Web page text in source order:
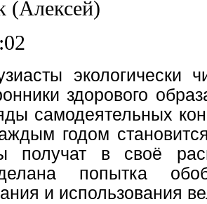
(Алексей)
экологически
здорового
самодеятельных
годом
получат в своё
попытка
и использования